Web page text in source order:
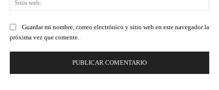
Guardar mi nombre, correo electrónico y sitio web en este navegador la
próxima vez que comente.